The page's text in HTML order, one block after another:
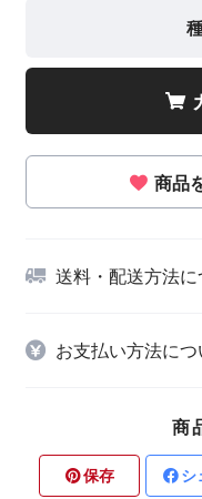
商品
送料・配送方法に
お支払い方法につ
商
保存 シ